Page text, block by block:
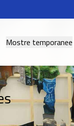
Mostre temporanee